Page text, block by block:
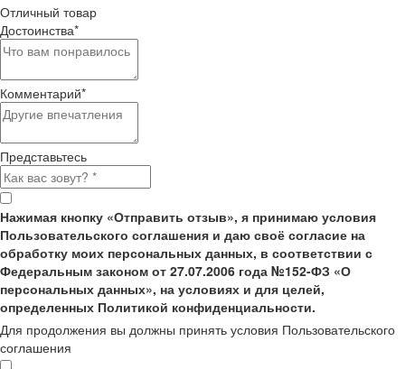
Отличный товар
Достоинства*
Комментарий*
Представьтесь
Нажимая кнопку «Отправить отзыв», я принимаю условия
Пользовательского соглашения и даю своё согласие на
обработку моих персональных данных, в соответствии с
Федеральным законом от 27.07.2006 года №152-ФЗ «О
персональных данных», на условиях и для целей,
определенных Политикой конфиденциальности.
Для продолжения вы должны принять условия Пользовательского
соглашения